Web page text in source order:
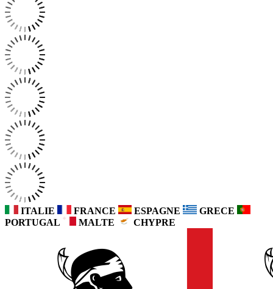
ITALIE FRANCE ESPAGNE
GRECE
PORTUGAL
MALTE CHYPRE